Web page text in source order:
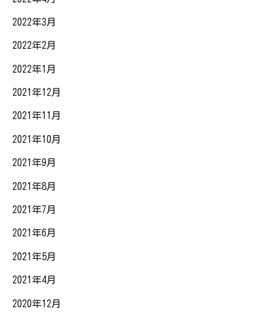
2022年3月
2022年2月
2022年1月
2021年12月
2021年11月
2021年10月
2021年9月
2021年8月
2021年7月
2021年6月
2021年5月
2021年4月
2020年12月